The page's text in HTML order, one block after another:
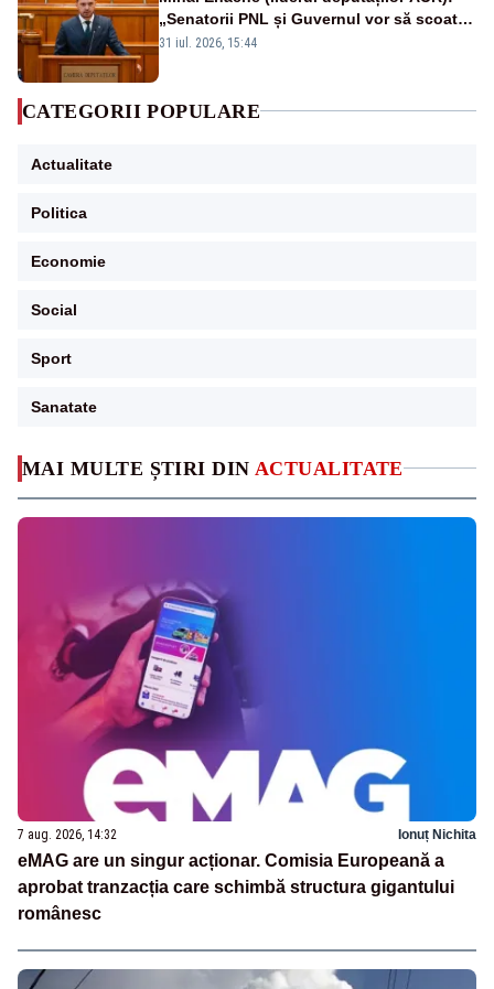
MAI MULTE ȘTIRI DIN ACTUALITATE
7 aug. 2026, 14:32 Ionuț Nichita
eMAG are un singur acționar. Comisia Europeană a
aprobat tranzacția care schimbă structura gigantului
românesc
„Senatorii PNL și Guvernul vor să scoată
la vânzare bunuri publice pentru a stinge
31 iul. 2026, 15:44
CATEGORII POPULARE
Actualitate
Politica
Economie
Social
Sport
Sanatate